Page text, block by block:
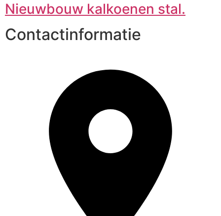
Nieuwbouw kalkoenen stal.
Contactinformatie